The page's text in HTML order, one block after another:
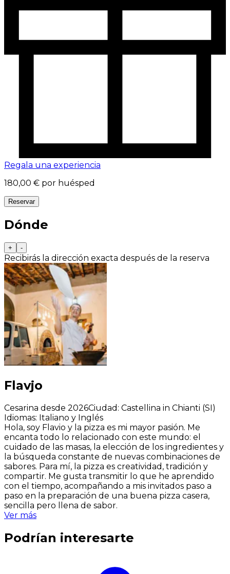
Regala una experiencia
180,00 € por huésped
Reservar
Dónde
+ -
Recibirás la dirección exacta después de la reserva
Flavjo
Cesarina desde 2026Ciudad : Castellina in Chianti (SI)
Idiomas: Italiano y Inglés
Hola, soy Flavio y la pizza es mi mayor pasión. Me
encanta todo lo relacionado con este mundo: el
cuidado de las masas, la elección de los ingredientes y
la búsqueda constante de nuevas combinaciones de
sabores. Para mí, la pizza es creatividad, tradición y
compartir. Me gusta transmitir lo que he aprendido
con el tiempo, acompañando a mis invitados paso a
paso en la preparación de una buena pizza casera,
sencilla pero llena de sabor.
Ver más
Podrían interesarte